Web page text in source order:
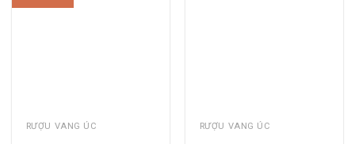
RƯỢU VANG ÚC RƯỢU VANG ÚC